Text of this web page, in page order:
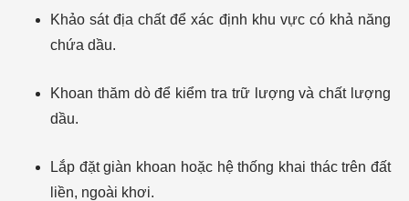
Khảo sát địa chất để xác định khu vực có khả năng
chứa dầu.
Khoan thăm dò để kiểm tra trữ lượng và chất lượng
dầu.
Lắp đặt giàn khoan hoặc hệ thống khai thác trên đất
liền, ngoài khơi.